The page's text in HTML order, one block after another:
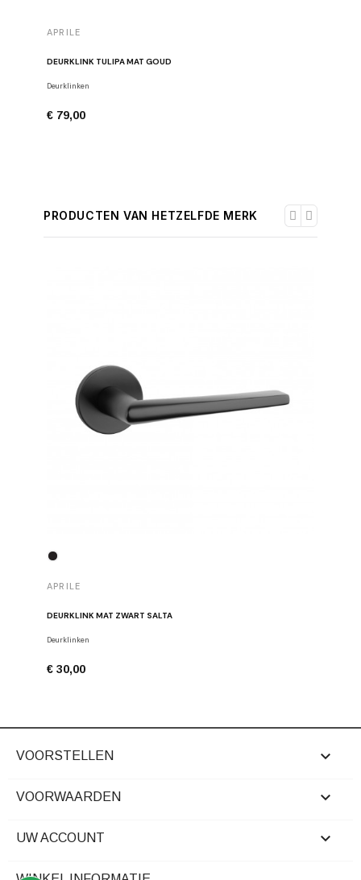
APRILE
DEURKLINK TULIPA MAT GOUD
Deurklinken
€ 79,00
PRODUCTEN VAN HETZELFDE MERK
APRILE
DEURKLINK MAT ZWART SALTA
Deurklinken
€ 30,00
VOORSTELLEN 
VOORWAARDEN 
UW ACCOUNT 